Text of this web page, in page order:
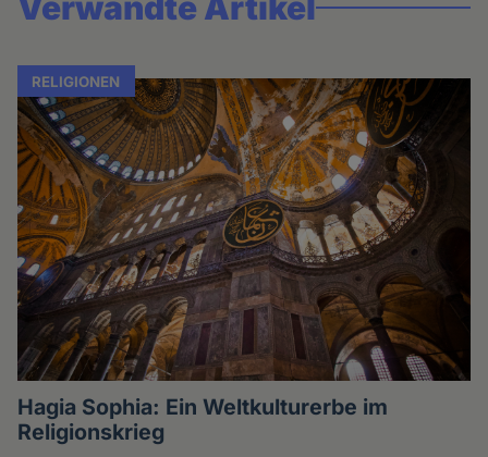
Verwandte Artikel
RELIGIONEN
Hagia Sophia: Ein Weltkulturerbe im
Religionskrieg